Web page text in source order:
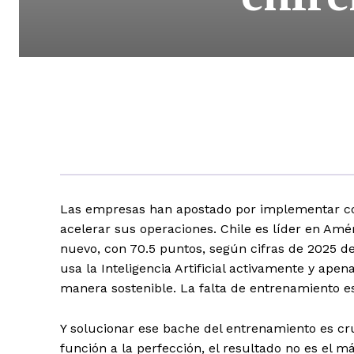
Las empresas han apostado por implementar
acelerar sus operaciones. Chile es líder en
nuevo, con 70.5 puntos, según cifras de 2025
usa la Inteligencia Artificial activamente y
manera sostenible. La falta de entrenamiento
Y solucionar ese bache del entrenamiento es
función a la perfección, el resultado no es el